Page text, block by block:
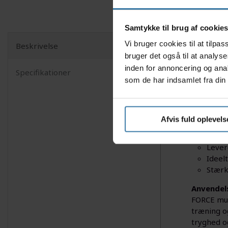
Samtykke til brug af cookies
Vi bruger cookies til at
bruger det også til at
inden for annoncering og
som de har indsamlet fra
Afvis fuld
Beskrivelse
Specifikationer
Opdag
værktøj
Sættet
Nyttige
12
FORCE
træning
tryghed